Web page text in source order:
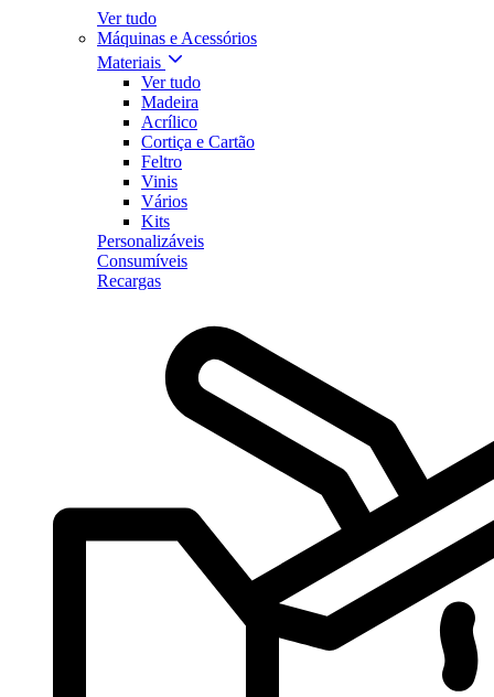
Ver tudo
Máquinas e Acessórios
Materiais
Ver tudo
Madeira
Acrílico
Cortiça e Cartão
Feltro
Vinis
Vários
Kits
Personalizáveis
Consumíveis
Recargas